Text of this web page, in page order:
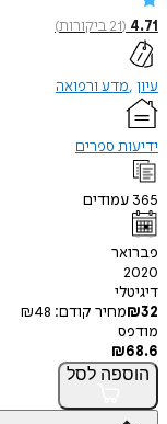
4.71
(
21ביקורות)
עיון מדע ורפואה
ידיעות ספרים
365 עמודים
פברואר
2020
דיגיטלי
₪32 מחיר קודם: ₪48
מודפס
₪68.6
הוספה לסל